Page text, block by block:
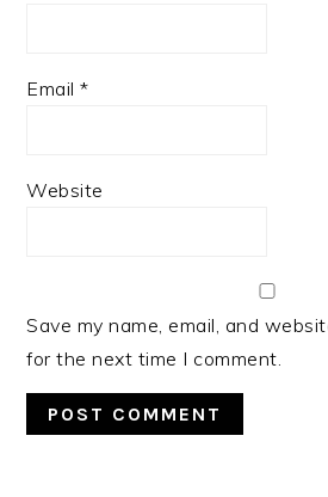
Email*
Website
Save my name, email, and
for the next time I comment.